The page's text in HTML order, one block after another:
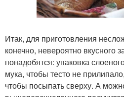
Итак, для приготовления
конечно, невероятно вкусного
понадобятся: упаковка
мука, чтобы тесто не
чтобы посыпать сверху. А